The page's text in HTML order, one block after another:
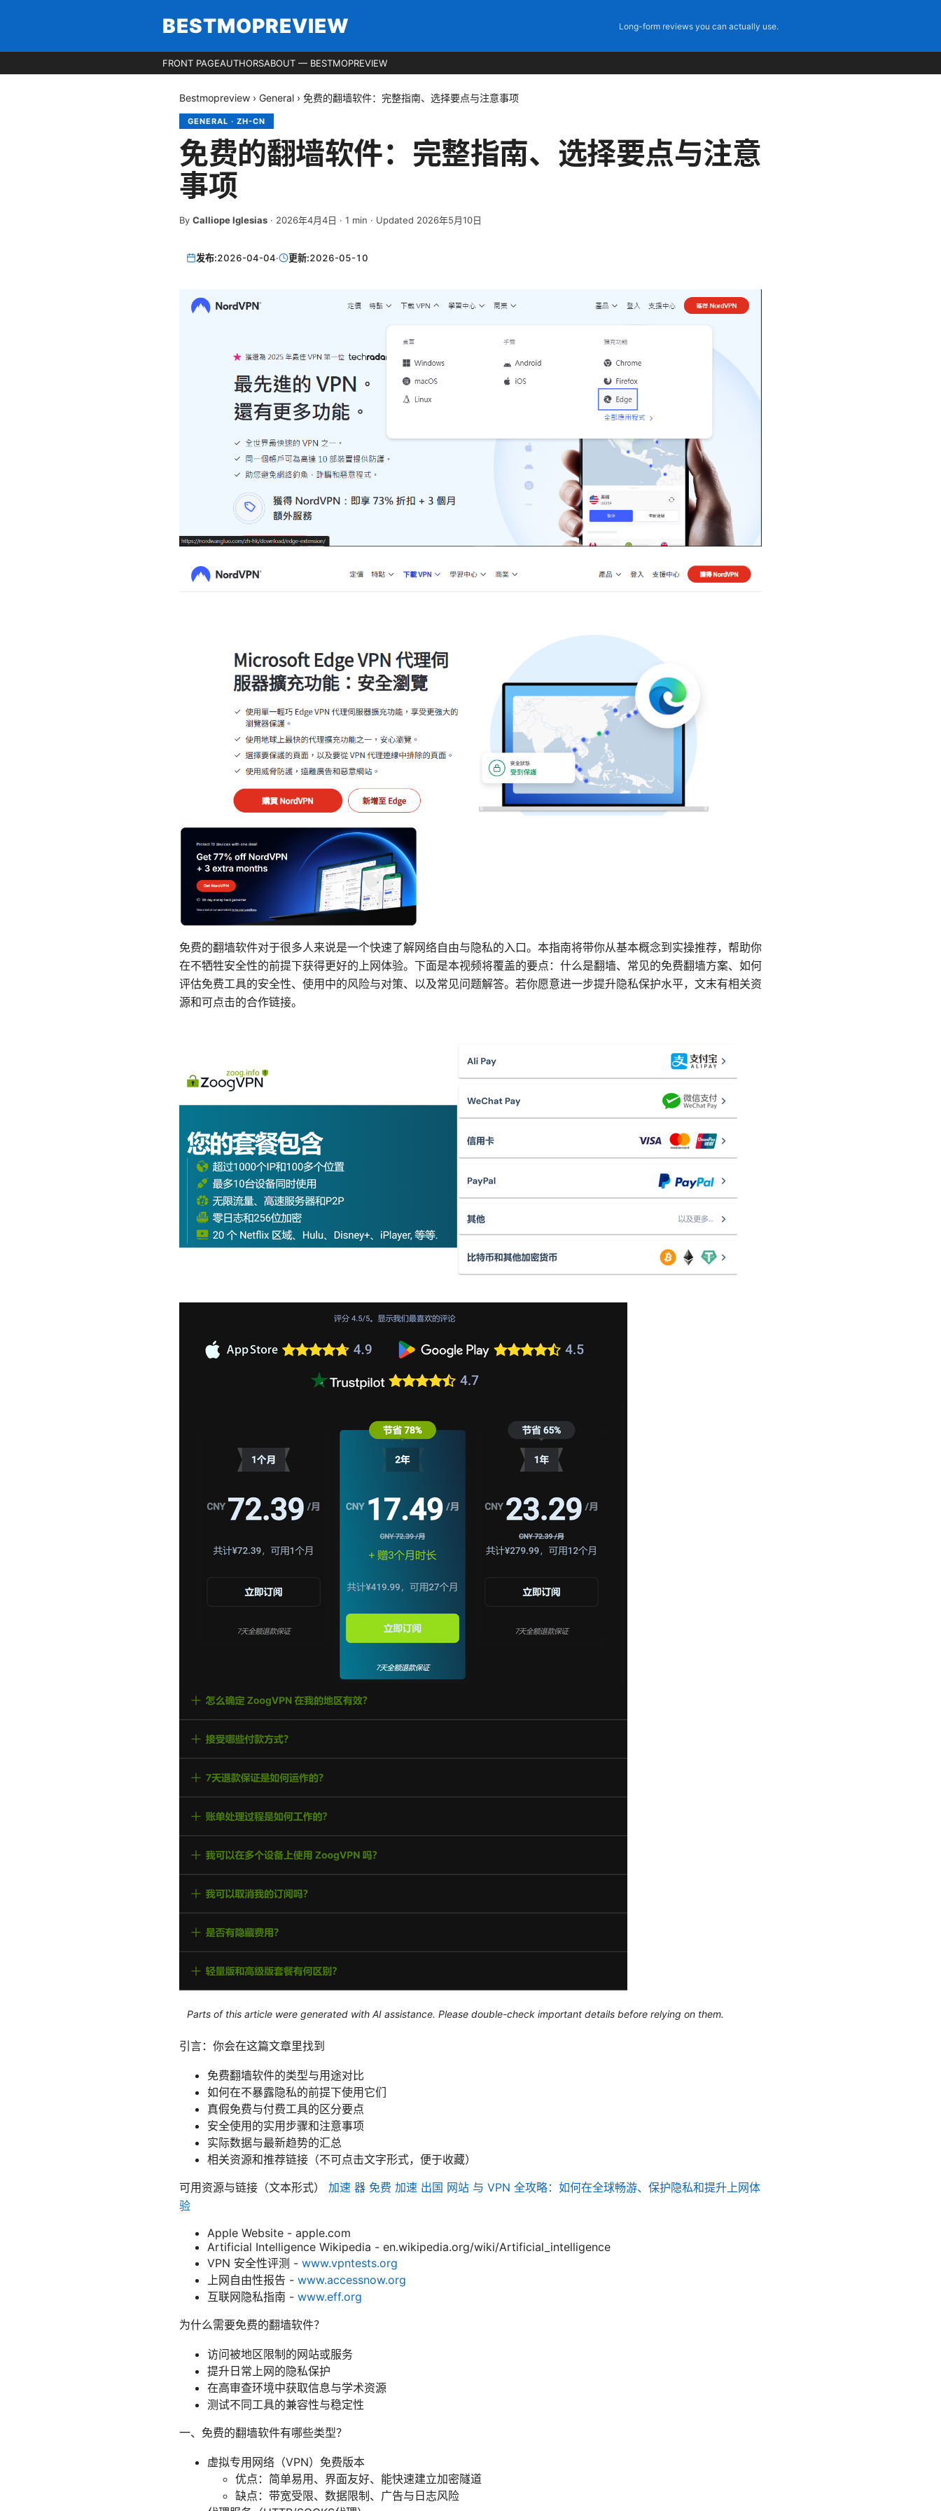
BESTMOPREVIEW Long-form reviews you can actually use.
FRONT PAGEAUTHORSABOUT — BESTMOPREVIEW
Bestmopreview › General › 免费的翻墙软件：完整指南、选择要点与注意事项
GENERAL · ZH-CN
免费的翻墙软件：完整指南、选择要点与注意
事项
By Calliope Iglesias · 2026年4月4日 · 1 min · Updated 2026年5月10日
发布:2026-04-04· 更新:2026-05-10
免费的翻墙软件对于很多人来说是一个快速了解网络自由与隐私的入口。本指南将带你从基本概念到实操推荐，帮助你
在不牺牲安全性的前提下获得更好的上网体验。下面是本视频将覆盖的要点：什么是翻墙、常见的免费翻墙方案、如何
评估免费工具的安全性、使用中的风险与对策、以及常见问题解答。若你愿意进一步提升隐私保护水平，文末有相关资
源和可点击的合作链接。
Parts of this article were generated with AI assistance. Please double-check important details before relying on them.
引言：你会在这篇文章里找到
免费翻墙软件的类型与用途对比
如何在不暴露隐私的前提下使用它们
真假免费与付费工具的区分要点
安全使用的实用步骤和注意事项
实际数据与最新趋势的汇总
相关资源和推荐链接（不可点击文字形式，便于收藏）
可用资源与链接（文本形式） 加速 器 免费 加速 出国 网站 与 VPN 全攻略：如何在全球畅游、保护隐私和提升上网体
验
Apple Website - apple.com
Artificial Intelligence Wikipedia - en.wikipedia.org/wiki/Artificial_intelligence
VPN 安全性评测 - www.vpntests.org
上网自由性报告 - www.accessnow.org
互联网隐私指南 - www.eff.org
为什么需要免费的翻墙软件？
访问被地区限制的网站或服务
提升日常上网的隐私保护
在高审查环境中获取信息与学术资源
测试不同工具的兼容性与稳定性
一、免费的翻墙软件有哪些类型？
虚拟专用网络（VPN）免费版本
优点：简单易用、界面友好、能快速建立加密隧道
缺点：带宽受限、数据限制、广告与日志风险